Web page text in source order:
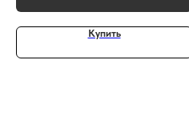
Купить